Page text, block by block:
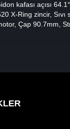
kafası açısı
X-Ring zincir, Sıvı
Çap 90.7mm,